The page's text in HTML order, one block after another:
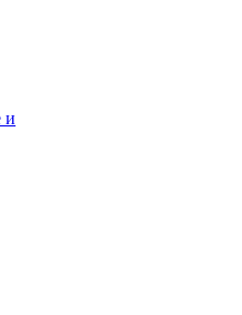
и